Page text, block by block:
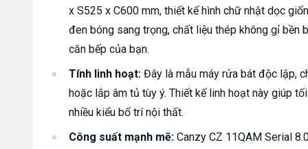
x S525 x C600 mm, thiết kế hình chữ nhật dọc
đen bóng sang trọng, chất liệu thép không gỉ bền
căn bếp của bạn.
Tính linh hoạt: Đây là mẫu máy rửa bát độc lập,
hoặc lắp âm tủ tùy ý. Thiết kế linh hoạt này giúp
nhiều kiểu bố trí nội thất.
Công suất mạnh mẽ: Canzy CZ 11QAM Serial